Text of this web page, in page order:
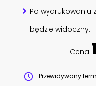
Po wydrukowaniu
będzie widoczny.
Cena
Przewidywany